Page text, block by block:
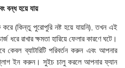
বন্ধ হয়ে যায়
(কিন্তু পুরোপুরি নষ্ট হয়ে যায়নি), তখন এই
ধরে রাখার ক্ষমতা হারিয়ে ফেলার কারণে ঘটে।
কেবল ব্যাটারিটি পরিবর্তন করুন এবং আপনার
প্লাগ ইন করুন। সুইচ চালু করলে আপনার ফ্যান